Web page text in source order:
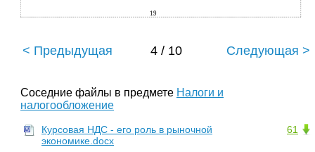
19
< Предыдущая 4 / 10 Следующая >
Соседние файлы в предмете Налоги и
налогообложение
61
Курсовая НДС - его роль в рыночной
экономике.docx